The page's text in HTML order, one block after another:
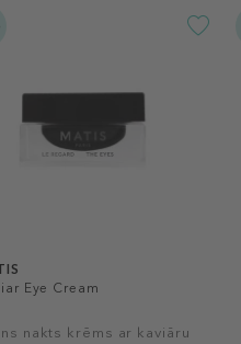
Eye Cream
nakts krēms ar kaviāru